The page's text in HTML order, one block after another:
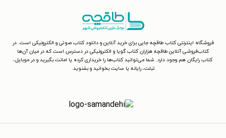
فروشگاه اینترنتی کتاب طاقچه جایی برای خرید آنلاین و دانلود کتاب صوتی و الکترونیکی است. در
کتاب‌فروشی آنلاین طاقچه هزاران کتاب گویا و الکترونیکی در دسترس است که در میان آن‌ها
کتاب رایگان هم وجود دارد. شما می‌توانید کتاب‌ها را خریداری کرده یا امانت بگیرید و در موبایل،
تبلت، رایانه یا سایت بخوانید و بشنوید.